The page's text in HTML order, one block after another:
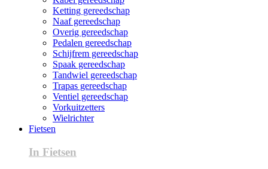
Ketting gereedschap
Naaf gereedschap
Overig gereedschap
Pedalen gereedschap
Schijfrem gereedschap
Spaak gereedschap
Tandwiel gereedschap
Trapas gereedschap
Ventiel gereedschap
Vorkuitzetters
Wielrichter
Fietsen
In Fietsen